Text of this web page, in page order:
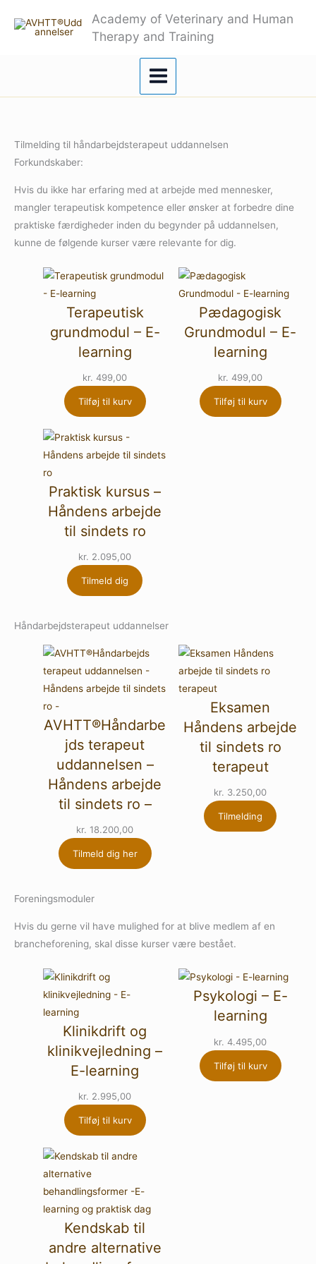
Academy of Veterinary and Human
Therapy and Training
Tilmelding til håndarbejdsterapeut uddannelsen
Forkundskaber:
Hvis du ikke har erfaring med at arbejde med mennesker,
mangler terapeutisk kompetence eller ønsker at forbedre dine
praktiske færdigheder inden du begynder på uddannelsen,
kunne de følgende kurser være relevante for dig.
Terapeutisk
grundmodul – E-
learning
kr. 499,00
Tilføj til kurv
Pædagogisk
Grundmodul – E-
learning
kr. 499,00
Tilføj til kurv
Praktisk kursus –
Håndens arbejde
til sindets ro
kr. 2.095,00
Tilmeld dig
Håndarbejdsterapeut uddannelser
AVHTT®Håndarbe
jds terapeut
uddannelsen –
Håndens arbejde
til sindets ro –
kr. 18.200,00
Tilmeld dig her
Eksamen
Håndens arbejde
til sindets ro
terapeut
kr. 3.250,00
Tilmelding
Foreningsmoduler
Hvis du gerne vil have mulighed for at blive medlem af en
brancheforening, skal disse kurser være bestået.
Klinikdrift og
klinikvejledning –
E-learning
kr. 2.995,00
Tilføj til kurv
Psykologi – E-
learning
kr. 4.495,00
Tilføj til kurv
Kendskab til
andre alternative